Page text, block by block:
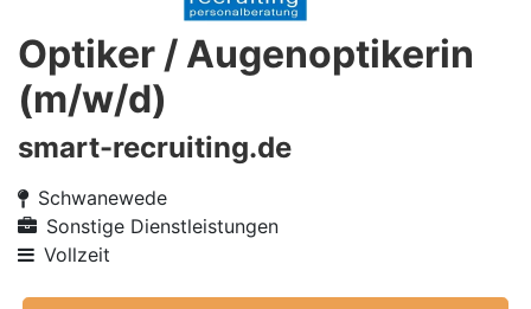
Optiker / Augenoptikerin
(m/w/d)
smart-recruiting.de
Schwanewede
Sonstige Dienstleistungen
Vollzeit